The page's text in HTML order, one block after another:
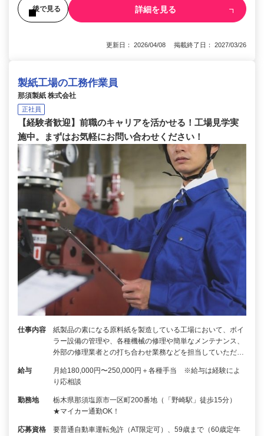
後で見る 詳細を見る
更新日： 2026/04/08 掲載終了日： 2027/03/26
製紙工場の工務作業員
那須製紙 株式会社
正社員
【経験者歓迎】前職のキャリアを活かせる！工場見学実
施中。まずはお気軽にお問い合わせください！
仕事内容
紙製品の素になる原料紙を製造している工場において、ボイ
ラー設備の管理や、各種機械の修理や簡単なメンテナンス、
外部の修理業者との打ち合わせ業務などを担当していただ…
給与
月給180,000円〜250,000円＋各種手当 ※給与は経験によ
り応相談
勤務地
栃木県那須塩原市一区町200番地（「野崎駅」徒歩15分）
★マイカー通勤OK！
応募資格
要普通自動車運転免許（AT限定可）、59歳まで（60歳定年